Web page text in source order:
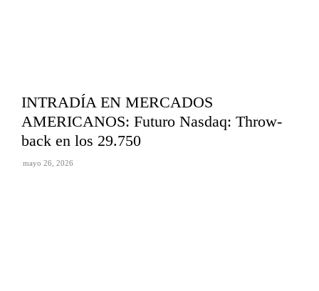
INTRADÍA EN MERCADOS
AMERICANOS: Futuro Nasdaq: Throw-
back en los 29.750
mayo 26, 2026